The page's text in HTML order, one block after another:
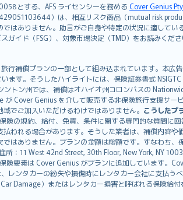
とする、AFS ライセンシーを務める Cover Genius
）は、相互リスク商品（mutual risk
はありません。助言がご自身や特定の状況に適して
ガイド（FSG）、対象市場決定（TMD）をお読みく
行補償プランの一部として組み込まれています。本
ます。そうしたハイライトには、保険証券書式
トン州では、補償はオハイオ州コロンバスの
Cover Genius を介して販売する非保険旅行支援サー
でご加入いただけるわけではありません。 こうしたプ
の規約、給付、免責、条件に関する専門的な質問に
われる場合があります。そうした業者は、補償内容
はありません。プランの金額は総額です。すなわち
：11 West 42nd Street, 30th Floor, New York, NY
要素は Cover Genius がプランに追加しています。
レンタカーの紛失や損傷時にレンタカー会社に支払
Damage）またはレンタカー損害と呼ばれる保険給